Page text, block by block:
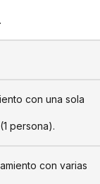
con una sola
persona).
con varias